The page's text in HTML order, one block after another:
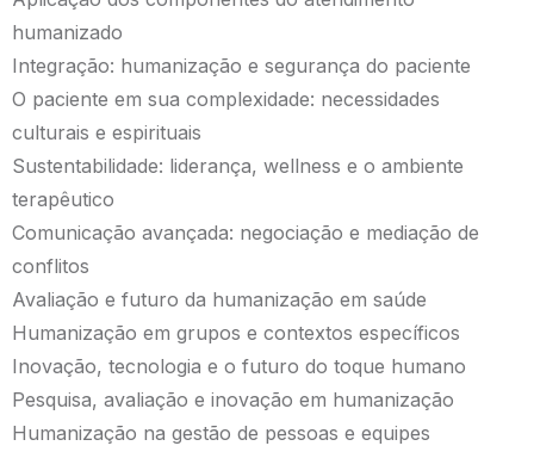
humanizado
Integração: humanização e segurança do paciente
O paciente em sua complexidade: necessidades
culturais e espirituais
Sustentabilidade: liderança, wellness e o ambiente
terapêutico
Comunicação avançada: negociação e mediação de
conflitos
Avaliação e futuro da humanização em saúde
Humanização em grupos e contextos específicos
Inovação, tecnologia e o futuro do toque humano
Pesquisa, avaliação e inovação em humanização
Humanização na gestão de pessoas e equipes